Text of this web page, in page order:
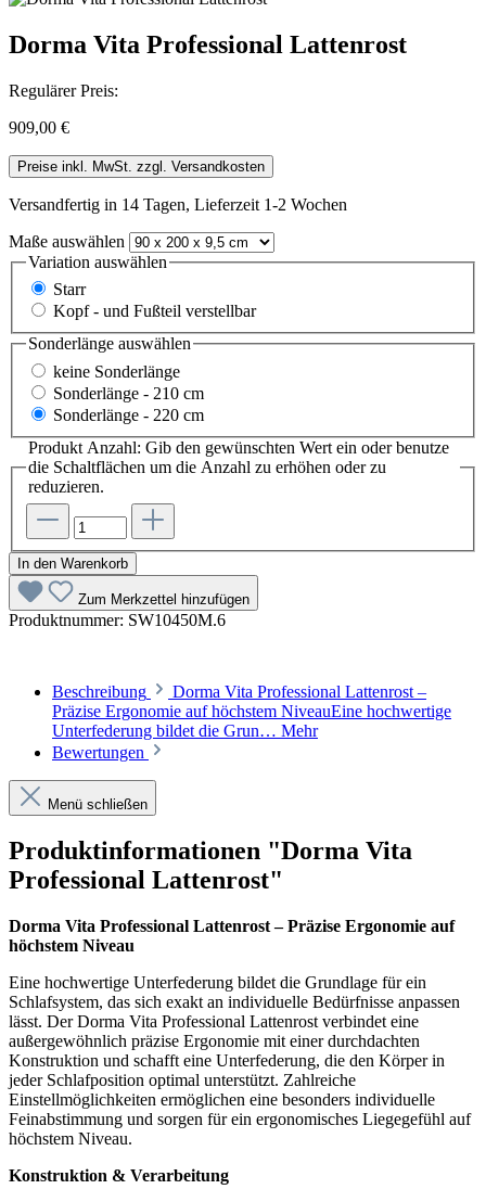
Dorma Vita Professional Lattenrost
Regulärer Preis:
909,00 €
Preise inkl. MwSt. zzgl. Versandkosten
Versandfertig in 14 Tagen, Lieferzeit 1-2 Wochen
Maße auswählen
Variation auswählen
Starr
Kopf - und Fußteil verstellbar
Sonderlänge auswählen
keine Sonderlänge
Sonderlänge - 210 cm
Sonderlänge - 220 cm
Produkt Anzahl: Gib den gewünschten Wert ein oder benutze
die Schaltflächen um die Anzahl zu erhöhen oder zu
reduzieren.
In den Warenkorb
Zum Merkzettel hinzufügen
Produktnummer: SW10450M.6
Beschreibung
Dorma Vita Professional Lattenrost –
Präzise Ergonomie auf höchstem NiveauEine hochwertige
Unterfederung bildet die Grun… Mehr
Bewertungen
Menü schließen
Produktinformationen "Dorma Vita
Professional Lattenrost"
Dorma Vita Professional Lattenrost – Präzise Ergonomie auf
höchstem Niveau
Eine hochwertige Unterfederung bildet die Grundlage für ein
Schlafsystem, das sich exakt an individuelle Bedürfnisse anpassen
lässt. Der Dorma Vita Professional Lattenrost verbindet eine
außergewöhnlich präzise Ergonomie mit einer durchdachten
Konstruktion und schafft eine Unterfederung, die den Körper in
jeder Schlafposition optimal unterstützt. Zahlreiche
Einstellmöglichkeiten ermöglichen eine besonders individuelle
Feinabstimmung und sorgen für ein ergonomisches Liegegefühl auf
höchstem Niveau.
Konstruktion & Verarbeitung